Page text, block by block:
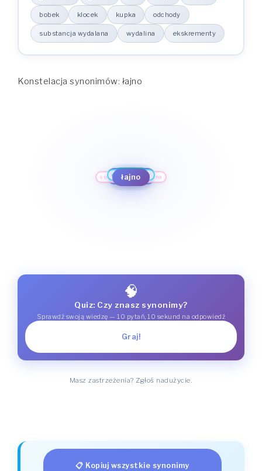
bobek klocek kupka odchody
substancja wydalana wydalina ekskrementy
Konstelacja synonimów: łajno
łajno
gówienko
gówno
kał
kupa
stolec
bobek
klocek
kupka
odchody
substancja wydalana
wydalina
ekskrementy
🧠
Quiz: Czy znasz synonimy?
Sprawdź swoją wiedzę — 10 pytań, 10 sekund na odpowiedź
Graj!
Masz zastrzeżenia? Zgłoś nadużycie.
📋 Kopiuj wszystkie synonimy